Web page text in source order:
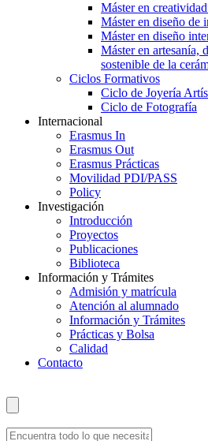
Máster en
Máster en diseño de
Máster en diseño
Máster en artesanía,
sostenible de la
Ciclos Formativos
Ciclo de Joyería
Ciclo de Fotografía
Internacional
Erasmus In
Erasmus Out
Erasmus Prácticas
Movilidad PDI/PASS
Policy
Investigación
Introducción
Proyectos
Publicaciones
Biblioteca
Información y Trámites
Admisión y matrícula
Atención al alumnado
Información y Trámites
Prácticas y Bolsa
Calidad
Contacto